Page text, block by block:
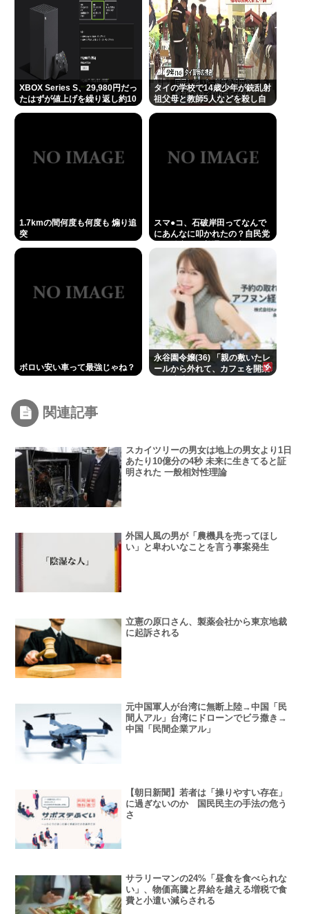
XBOX Series S、29,980円だっ
たはずが値上げを繰り返し約10
タイの学校で14歳少年が銃乱射
祖父母と教師5人などを殺し自
1.7kmの間何度も何度も 煽り追
突
スマ●コ、石破岸田ってなんで
にあんなに叩かれたの？自民党
ボロい安い車って最強じゃね？
永谷園令嬢(36) 「親の敷いたレ
ールから外れて、カフェを開業
関連記事
スカイツリーの男女は地上の男女より1日
あたり10億分の4秒 未来に生きてると証
明された 一般相対性理論
外国人風の男が「農機具を売ってほし
い」と卑わいなことを言う事案発生
立憲の原口さん、製薬会社から東京地裁
に起訴される
元中国軍人が台湾に無断上陸→中国「民
間人アル」台湾にドローンでビラ撒き→
中国「民間企業アル」
【朝日新聞】若者は「操りやすい存在」
に過ぎないのか 国民民主の手法の危う
さ
サラリーマンの24%「昼食を食べられな
い」、物価高騰と昇給を越える増税で食
費と小遣い減らされる